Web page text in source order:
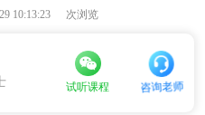
10:13:23 次浏览
试听课程 咨询老师